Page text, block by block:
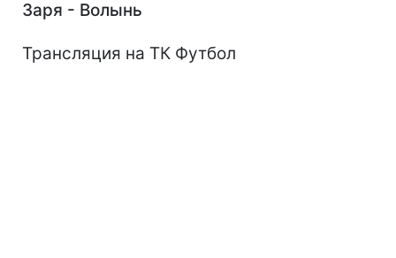
Заря - Волынь
Трансляция на ТК Футбол